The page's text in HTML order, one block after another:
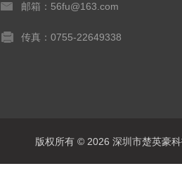
邮箱：56fu@163.com
传真：0755-22649338
版权所有 © 2026 深圳市楚英